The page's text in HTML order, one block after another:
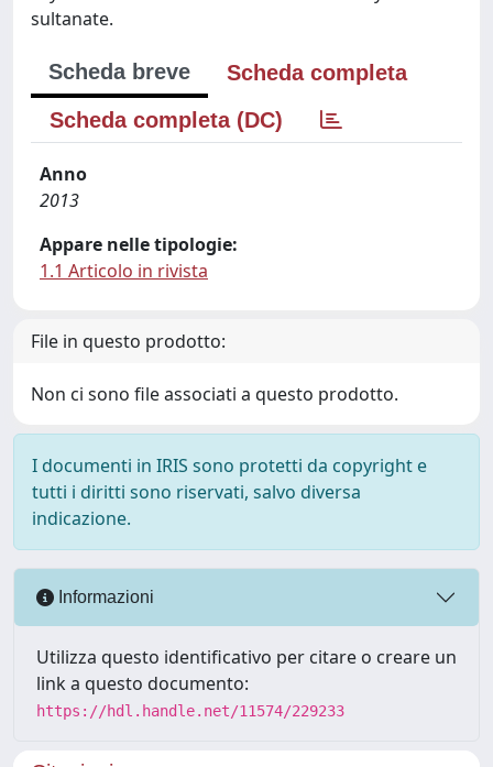
sultanate.
Scheda breve
Scheda completa
Scheda completa (DC)
Anno
2013
Appare nelle tipologie:
1.1 Articolo in rivista
File in questo prodotto:
Non ci sono file associati a questo prodotto.
I documenti in IRIS sono protetti da copyright e
tutti i diritti sono riservati, salvo diversa
indicazione.
Informazioni
Utilizza questo identificativo per citare o creare un
link a questo documento:
https://hdl.handle.net/11574/229233